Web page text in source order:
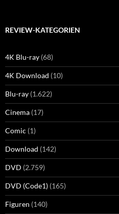
REVIEW-KATEGORIEN
4K Blu-ray (68)
4K Download (10)
Blu-ray (1.622)
Cinema (17)
Comic (1)
Download (142)
DVD (2.759)
DVD (Code1) (165)
Figuren (140)